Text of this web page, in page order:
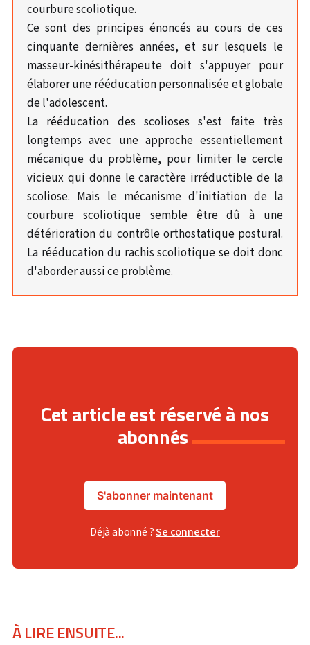
courbure scoliotique.
Ce sont des principes énoncés au cours de ces
cinquante dernières années, et sur lesquels le
masseur-kinésithérapeute doit s'appuyer pour
élaborer une rééducation personnalisée et globale
de l'adolescent.
La rééducation des scolioses s'est faite très
longtemps avec une approche essentiellement
mécanique du problème, pour limiter le cercle
vicieux qui donne le caractère irréductible de la
scoliose. Mais le mécanisme d'initiation de la
courbure scoliotique semble être dû à une
détérioration du contrôle orthostatique postural.
La rééducation du rachis scoliotique se doit donc
d'aborder aussi ce problème.
Cet article est réservé à nos
abonnés
S'abonner maintenant
Déjà abonné ?Se connecter
À LIRE ENSUITE...